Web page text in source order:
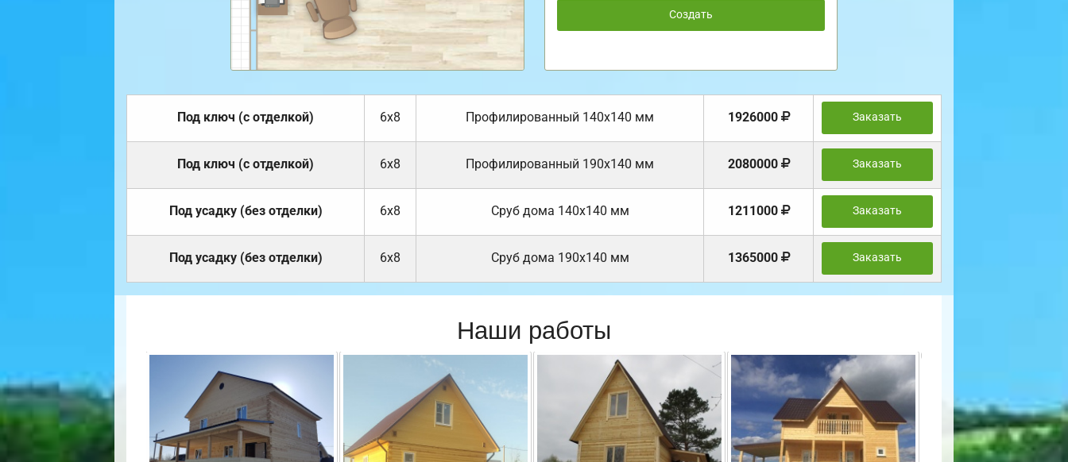
Создать
Под ключ (с отделкой) 6х8 Профилированный 140х140 мм 1926000 Заказать
Под ключ (с отделкой) 6х8 Профилированный 190х140 мм 2080000 Заказать
Под усадку (без отделки) 6х8 Cруб дома 140х140 мм 1211000 Заказать
Под усадку (без отделки) 6х8 Cруб дома 190х140 мм 1365000 Заказать
Наши работы